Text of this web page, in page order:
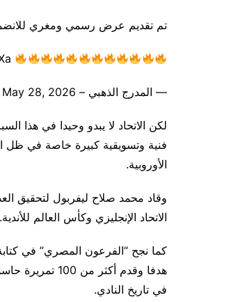
تم تقديم عرض رسمي ومغري
— المدرج الذهبي – Almodrj @AImodrj May 28, 2026
لكن الاتحاد لا يبدو وحيدا في هذا
فنية وتسويقية كبيرة خاصة في ظل
الأوروبية.
وقاد محمد صلاح ليفربول لتحقيق
الاتحاد الإنجليزي وكأس العالم للأندية.
هدفا وقدم
في تاريخ النادي.